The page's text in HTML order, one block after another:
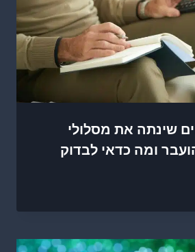
שינתה את מסלולי
ומה כדאי לבדוק